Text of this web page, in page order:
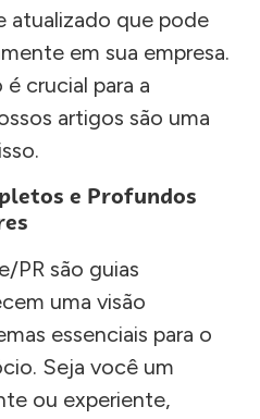
atualizado que pode
em sua empresa.
crucial para a
artigos são uma
e Profundos
PR são guias
uma visão
essenciais para o
Seja você um
ou experiente,